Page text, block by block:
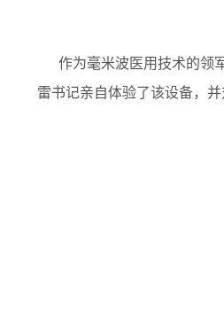
作为毫米波医用技术的领军
雷书记亲自体验了该设备，